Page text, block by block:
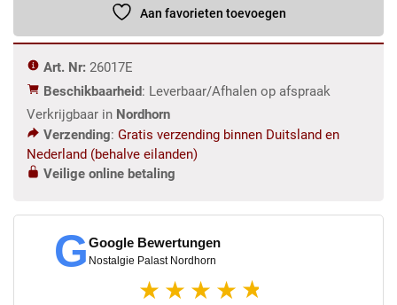
aantal
Aan favorieten toevoegen
Art. Nr: 26017E
Beschikbaarheid: Leverbaar/Afhalen op afspraak
Verkrijgbaar in Nordhorn
Verzending: Gratis verzending binnen Duitsland en
Nederland (behalve eilanden)
Veilige online betaling
GGoogle Bewertungen
Nostalgie Palast Nordhorn
★★★★ ★